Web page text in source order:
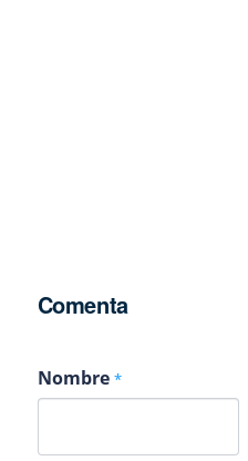
Comenta
Nombre *